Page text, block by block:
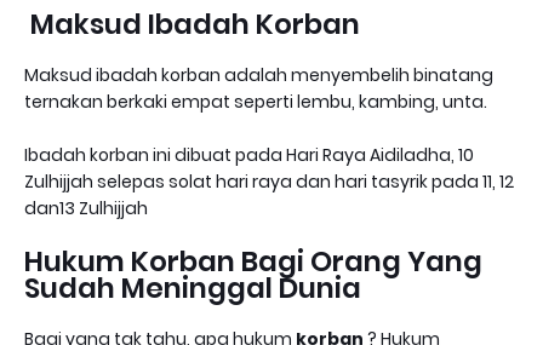
Maksud Ibadah Korban
Maksud ibadah korban adalah menyembelih binatang
ternakan berkaki empat seperti lembu, kambing, unta.
Ibadah korban ini dibuat pada Hari Raya Aidiladha, 10
Zulhijjah selepas solat hari raya dan hari tasyrik pada 11, 12
dan13 Zulhijjah
Hukum Korban Bagi Orang Yang
Sudah Meninggal Dunia
Bagi yang tak tahu, apa hukum korban ? Hukum